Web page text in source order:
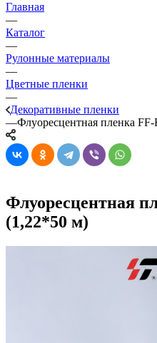
Главная
—
Каталог
—
Рулонные материалы
—
Цветные пленки
—
Декоративные пленки
—Флуоресцентная пленка
Флуоресцентная
(1,22*50 м)